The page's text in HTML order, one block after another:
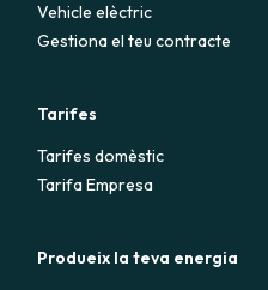
Vehicle elèctric
Gestiona el teu contracte
Tarifes
Tarifes domèstic
Tarifa Empresa
Produeix la teva energia